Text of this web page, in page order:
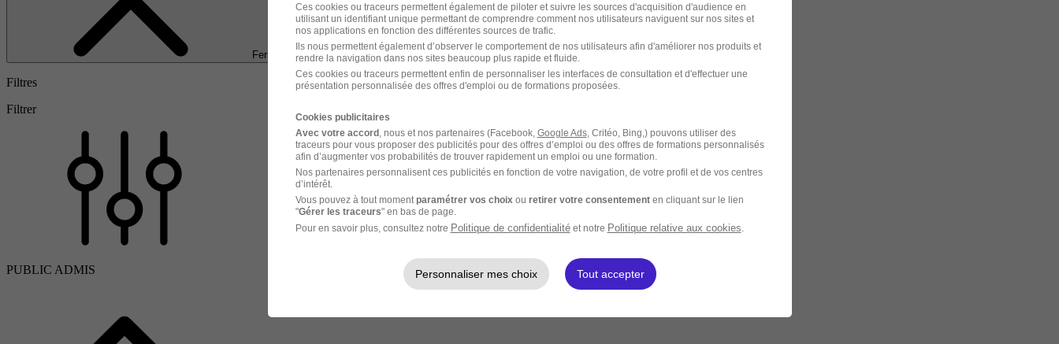
Fermer
Filtres
Filtrer
PUBLIC ADMIS
Ces cookies ou traceurs permettent également de piloter et suivre les sources d'acquisition d'audience en
utilisant un identifiant unique permettant de comprendre comment nos utilisateurs naviguent sur nos sites et
nos applications en fonction des différentes sources de trafic.
Ils nous permettent également d’observer le comportement de nos utilisateurs afin d'améliorer nos produits et
rendre la navigation dans nos sites beaucoup plus rapide et fluide.
Ces cookies ou traceurs permettent enfin de personnaliser les interfaces de consultation et d'effectuer une
présentation personnalisée des offres d'emploi ou de formations proposées.
Cookies publicitaires
Avec votre accord, nous et nos partenaires (Facebook, Google Ads, Critéo, Bing,) pouvons utiliser des
traceurs pour vous proposer des publicités pour des offres d’emploi ou des offres de formations personnalisés
afin d’augmenter vos probabilités de trouver rapidement un emploi ou une formation.
Nos partenaires personnalisent ces publicités en fonction de votre navigation, de votre profil et de vos centres
d’intérêt.
Vous pouvez à tout moment paramétrer vos choix ou retirer votre consentementen cliquant sur le lien
"Gérer les traceurs" en bas de page.
Pour en savoir plus, consultez notre Politique de confidentialitéet notre Politique relative aux cookies
Personnaliser mes choix Tout accepter